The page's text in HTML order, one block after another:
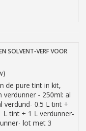
in Nederland
van 30€.
1 minuut
vouchers
elke bestelling
14 dagen
SOLVENT-VERF VOOR
de pure tint in kit,
verdunner - 250ml: al
verdund- 0.5 L tint +
L tint + 1 L verdunner-
lot met 3